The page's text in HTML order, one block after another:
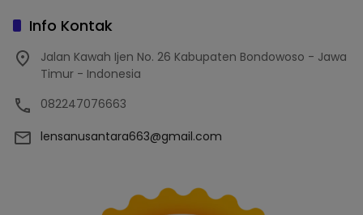
Info Kontak
Jalan Kawah Ijen No. 26 Kabupaten Bondowoso - Jawa
Timur - Indonesia
082247076663
lensanusantara663@gmail.com